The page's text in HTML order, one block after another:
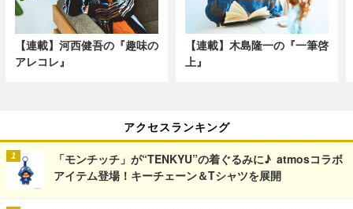
【連載】河西健吾の『趣味の
アレコレ』
【連載】木島隆一の『一筆啓
上』
アクセスランキング
「モンチッチ」が“TENKYU”の着ぐるみに♪ atmosコラボ
アイテム登場！キーチェーン＆Tシャツを展開